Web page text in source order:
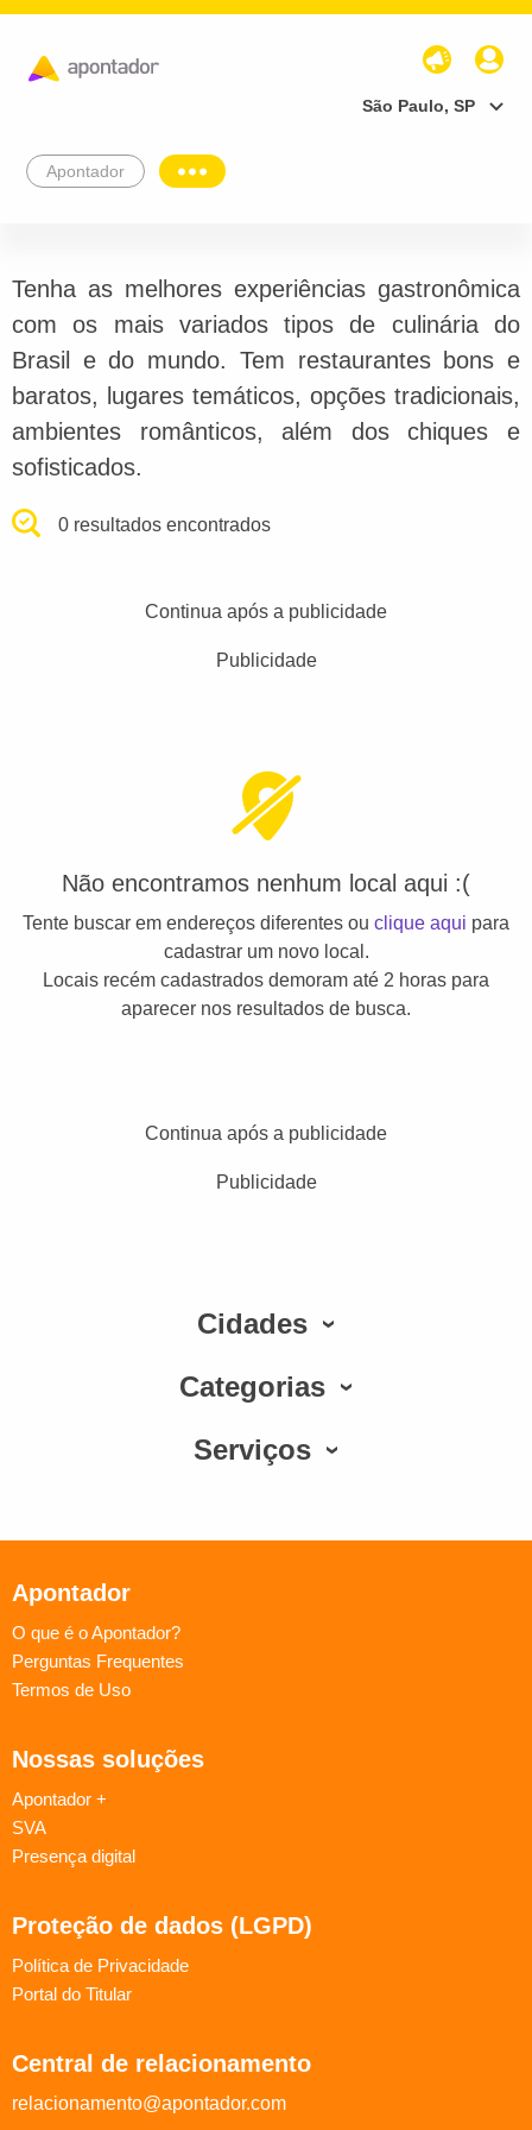
São Paulo, SP
Apontador
Tenha as melhores experiências gastronômica
com os mais variados tipos de culinária do
Brasil e do mundo. Tem restaurantes bons e
baratos, lugares temáticos, opções tradicionais,
ambientes românticos, além dos chiques e
sofisticados.
0 resultados encontrados
Continua após a publicidade
Publicidade
Não encontramos nenhum local aqui :(
Tente buscar em endereços diferentes ou clique aqui para
cadastrar um novo local.
Locais recém cadastrados demoram até 2 horas para
aparecer nos resultados de busca.
Continua após a publicidade
Publicidade
Cidades
Categorias
Serviços
Apontador
O que é o Apontador?
Perguntas Frequentes
Termos de Uso
Nossas soluções
Apontador +
SVA
Presença digital
Proteção de dados (LGPD)
Política de Privacidade
Portal do Titular
Central de relacionamento
relacionamento@apontador.com